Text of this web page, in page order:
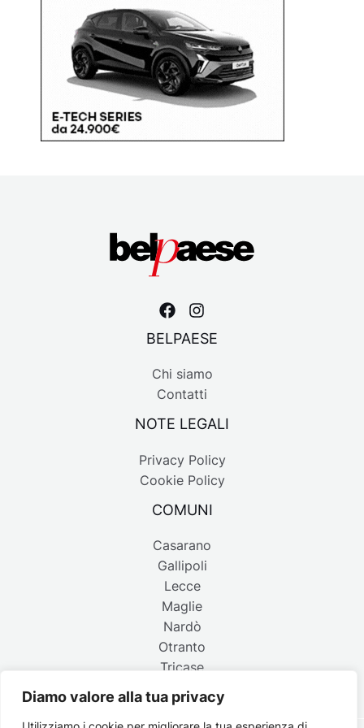
Diamo valore alla tua privacy
BELPAESE
Chi siamo
Contatti
NOTE LEGALI
Privacy Policy
Cookie Policy
COMUNI
Casarano
Gallipoli
Lecce
Maglie
Nardò
Otranto
Tricase